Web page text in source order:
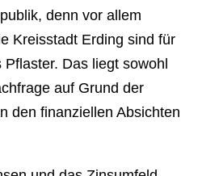
denn vor allem
Kreisstadt Erding sind für
Das liegt sowohl
auf Grund der
den finanziellen Absichten